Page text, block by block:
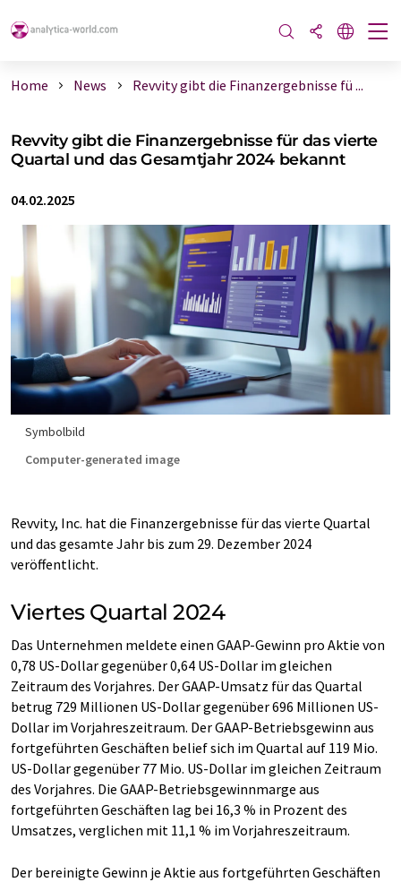
Home News Revvity gibt die Finanzergebnisse fü ...
Revvity gibt die Finanzergebnisse für das vierte
Quartal und das Gesamtjahr 2024 bekannt
04.02.2025
Symbolbild
Computer-generated image
Revvity, Inc. hat die Finanzergebnisse für das vierte Quartal
und das gesamte Jahr bis zum 29. Dezember 2024
veröffentlicht.
Viertes Quartal 2024
Das Unternehmen meldete einen GAAP-Gewinn pro Aktie von
0,78 US-Dollar gegenüber 0,64 US-Dollar im gleichen
Zeitraum des Vorjahres. Der GAAP-Umsatz für das Quartal
betrug 729 Millionen US-Dollar gegenüber 696 Millionen US-
Dollar im Vorjahreszeitraum. Der GAAP-Betriebsgewinn aus
fortgeführten Geschäften belief sich im Quartal auf 119 Mio.
US-Dollar gegenüber 77 Mio. US-Dollar im gleichen Zeitraum
des Vorjahres. Die GAAP-Betriebsgewinnmarge aus
fortgeführten Geschäften lag bei 16,3 % in Prozent des
Umsatzes, verglichen mit 11,1 % im Vorjahreszeitraum.
Der bereinigte Gewinn je Aktie aus fortgeführten Geschäften